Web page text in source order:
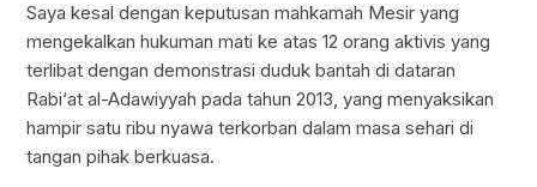
Saya kesal dengan keputusan mahkamah Mesir yang
mengekalkan hukuman mati ke atas 12 orang aktivis yang
terlibat dengan demonstrasi duduk bantah di dataran
Rabi‘at al-Adawiyyah pada tahun 2013, yang menyaksikan
hampir satu ribu nyawa terkorban dalam masa sehari di
tangan pihak berkuasa.